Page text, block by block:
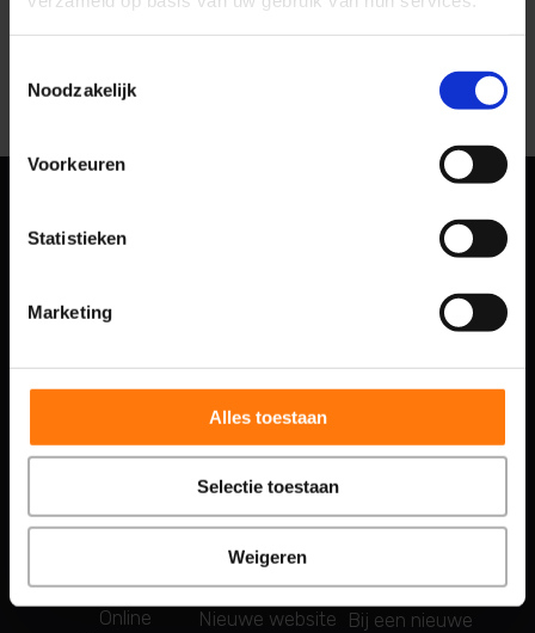
Noodzakelijk
Voorkeuren
Statistieken
Marketing
Alles toestaan
Selectie toestaan
Weigeren
Deze projecten hebben
Wij hebben al met tientallen fysiotherapeuten
alle projecten die wij succesvol hebben afgerond
Tandartspraktijk
van Mill
Online
Tandartspraktijk
Zijdelwaard
Nieuwe website
Elzenhagen
Bij een nieuwe